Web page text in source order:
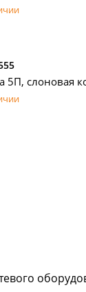
5П, слоновая